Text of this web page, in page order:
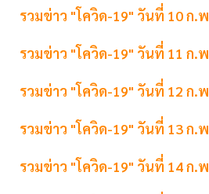
รวมข่าว "โควิด-19" วันที่ 10 ก.
รวมข่าว "โควิด-19" วันที่ 11 ก.
รวมข่าว "โควิด-19" วันที่ 12 ก.
รวมข่าว "โควิด-19" วันที่ 13 ก.
รวมข่าว "โควิด-19" วันที่ 14 ก.